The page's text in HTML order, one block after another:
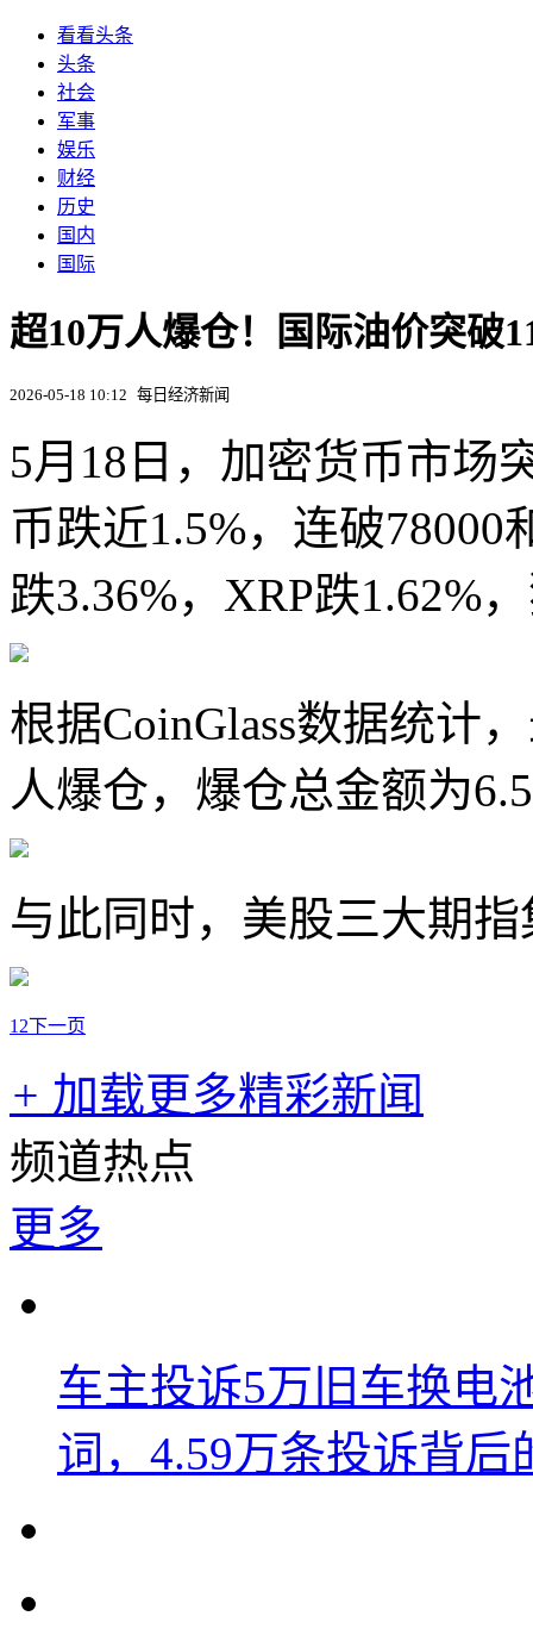
看看头条
头条
社会
军事
娱乐
财经
历史
国内
国际
超10万人爆仓！国际油价突破
2026-05-18 10:12 每日经济新闻
5月18日，加密货币市场
币跌近1.5%，连破
跌3.36%，XRP跌1.62%
根据CoinGlass数据统计
人爆仓，爆仓总金额为
与此同时，美股三大期
1 2下一页
+ 加载更多精彩新闻
频道热点
更多
车主投诉5万旧车换电
词，4.59万条投诉背后